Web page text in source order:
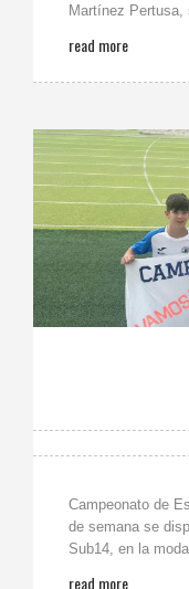
Martínez Pertusa,
read more
Campeonato de
de semana se
Sub14, en la
read more